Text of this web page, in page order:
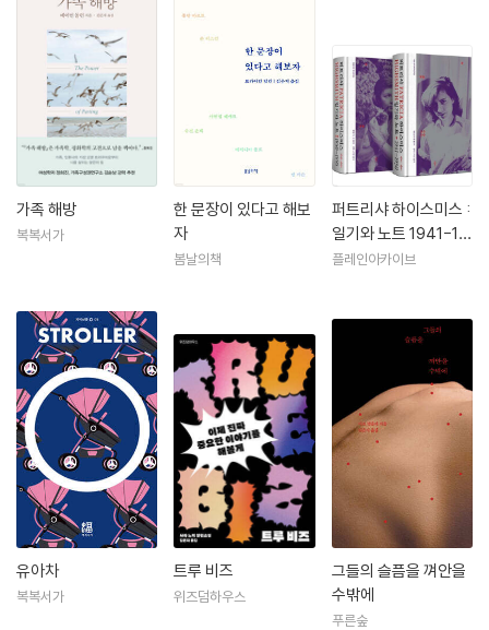
가족 해방
복복서가
한 문장이 있다고 해보
자
봄날의책
퍼트리샤 하이스미스 :
일기와 노트 1941-19
95
플레인아카이브
유아차
복복서가
트루 비즈
위즈덤하우스
그들의 슬픔을 껴안을
수밖에
푸른숲